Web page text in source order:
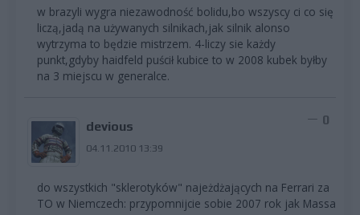
w brazyli wygra niezawodność bolidu,bo wszyscy ci co się
liczą,jadą na używanych silnikach,jak silnik alonso
wytrzyma to będzie mistrzem. 4-liczy sie każdy
punkt,gdyby haidfeld puścił kubice to w 2008 kubek byłby
na 3 miejscu w generalce.
devious
04.11.2010 13:39
0
do wszystkich "sklerotyków" najeżdżających na Ferrari za
TO w Niemczech: przypomnijcie sobie 2007 rok jak Massa